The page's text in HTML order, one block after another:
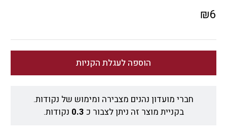
₪6
הוספה לעגלת הקניות
חברי מועדון נהנים מצבירה ומימוש של נקודות.
בקניית מוצר זה ניתן לצבור כ 0.3 נקודות.